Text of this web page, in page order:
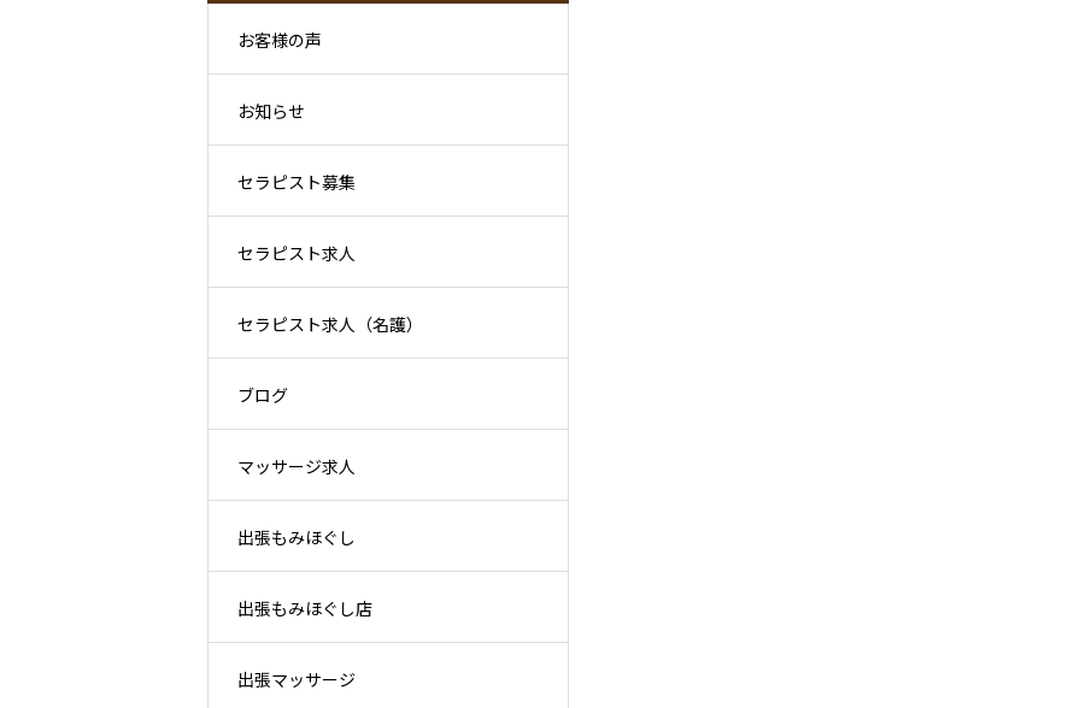
お客様の声
お知らせ
セラピスト募集
セラピスト求人
セラピスト求人（名護）
ブログ
マッサージ求人
出張もみほぐし
出張もみほぐし店
出張マッサージ